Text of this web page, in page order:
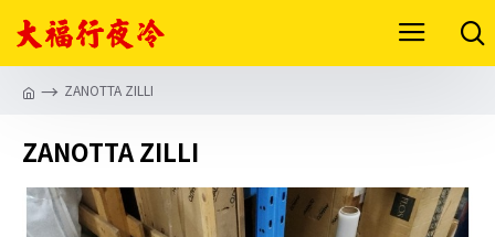
ZANOTTA ZILLI
ZANOTTA ZILLI